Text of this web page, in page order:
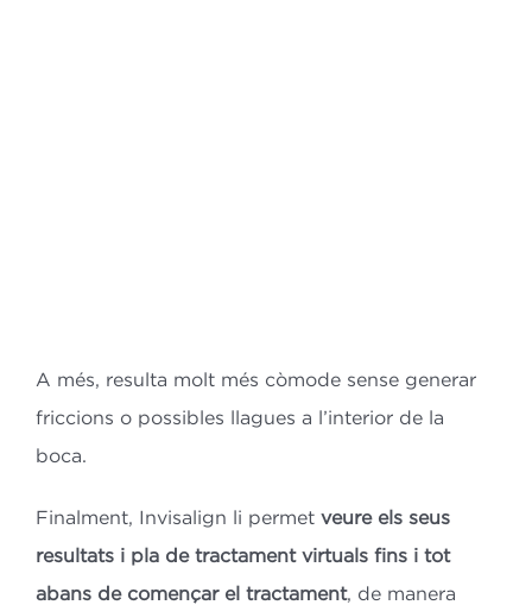
A més, resulta molt més còmode sense generar
friccions o possibles llagues a l’interior de la
boca.
Finalment, Invisalign li permet veure els seus
resultats i pla de tractament virtuals fins i tot
abans de començar el tractament, de manera